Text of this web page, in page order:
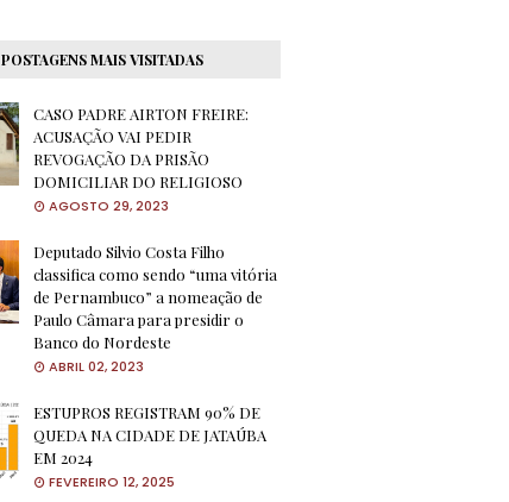
POSTAGENS MAIS VISITADAS
CASO PADRE AIRTON FREIRE:
ACUSAÇÃO VAI PEDIR
REVOGAÇÃO DA PRISÃO
DOMICILIAR DO RELIGIOSO
AGOSTO 29, 2023
Deputado Silvio Costa Filho
classifica como sendo “uma vitória
de Pernambuco” a nomeação de
Paulo Câmara para presidir o
Banco do Nordeste
ABRIL 02, 2023
ESTUPROS REGISTRAM 90% DE
QUEDA NA CIDADE DE JATAÚBA
EM 2024
FEVEREIRO 12, 2025